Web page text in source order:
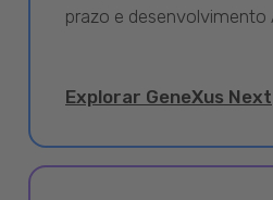
prazo e desenvolvimento
Explorar GeneXus Next